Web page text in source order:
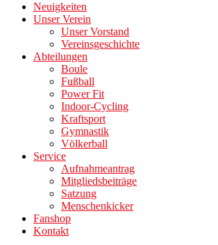
Neuigkeiten
Unser Verein
Unser Vorstand
Vereinsgeschichte
Abteilungen
Boule
Fußball
Power Fit
Indoor-Cycling
Kraftsport
Gymnastik
Völkerball
Service
Aufnahmeantrag
Mitgliedsbeiträge
Satzung
Menschenkicker
Fanshop
Kontakt